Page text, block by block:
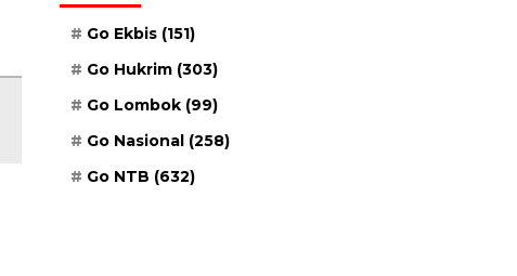
Go Ekbis (151)
Go Hukrim (303)
Go Lombok (99)
Go Nasional (258)
Go NTB (632)